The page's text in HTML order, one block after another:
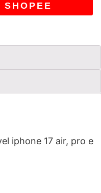
SHOPEE
iphone 17 air, pro e